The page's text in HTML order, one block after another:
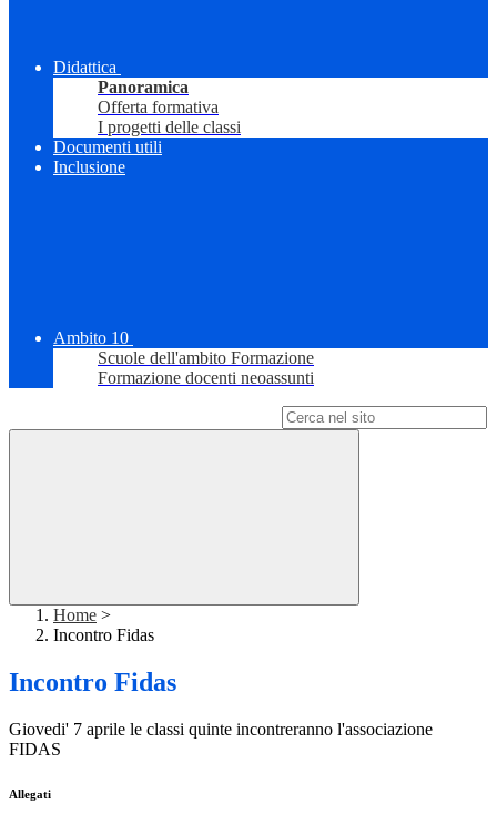
Didattica
Panoramica
Offerta formativa
I progetti delle classi
Documenti utili
Inclusione
Ambito 10
Scuole dell'ambito Formazione
Formazione docenti neoassunti
Home >
Incontro Fidas
Incontro Fidas
Giovedi' 7 aprile le classi quinte incontreranno l'associazione
FIDAS
Allegati